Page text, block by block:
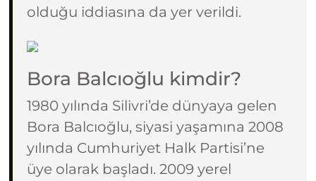
olduğu iddiasına da yer verildi.
Bora Balcıoğlu kimdir?
1980 yılında Silivri’de dünyaya gelen
Bora Balcıoğlu, siyasi yaşamına 2008
yılında Cumhuriyet Halk Partisi’ne
üye olarak başladı. 2009 yerel